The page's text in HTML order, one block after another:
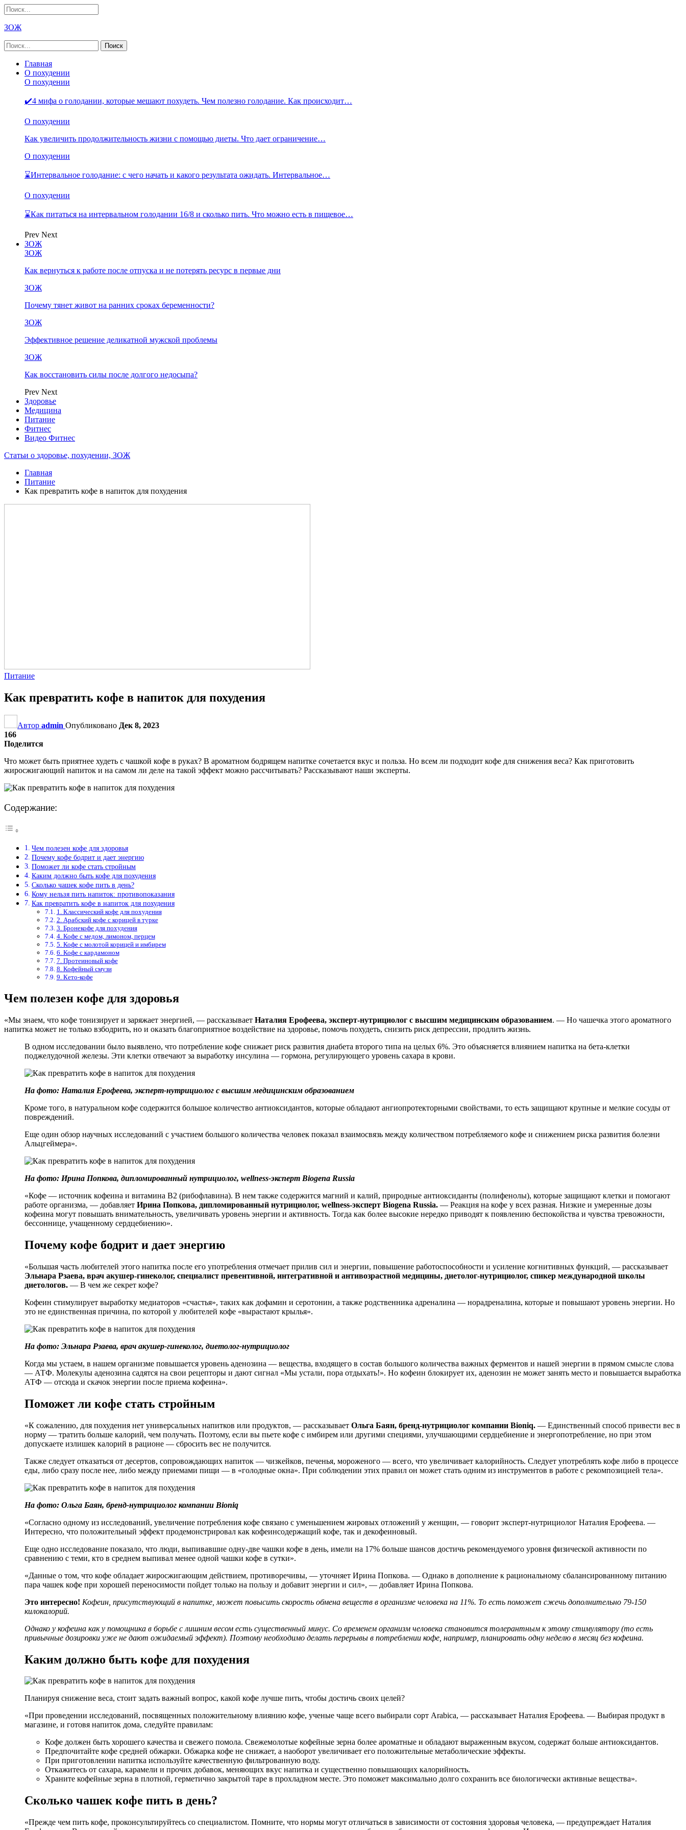
ЗОЖ
Главная
О похудении
О похудении
✔️4 мифа о голодании, которые мешают похудеть. Чем полезно голодание. Как происходит…
О похудении
Как увеличить продолжительность жизни с помощью диеты. Что дает ограничение…
О похудении
⌛Интервальное голодание: с чего начать и какого результата ожидать. Интервальное…
О похудении
⌛Как питаться на интервальном голодании 16/8 и сколько пить. Что можно есть в пищевое…
Prev Next
ЗОЖ
ЗОЖ
Как вернуться к работе после отпуска и не потерять ресурс в первые дни
ЗОЖ
Почему тянет живот на ранних сроках беременности?
ЗОЖ
Эффективное решение деликатной мужской проблемы
ЗОЖ
Как восстановить силы после долгого недосыпа?
Prev Next
Здоровье
Медицина
Питание
Фитнес
Видео Фитнес
Статьи о здоровье, похудении, ЗОЖ
Главная
Питание
Как превратить кофе в напиток для похудения
Питание
Как превратить кофе в напиток для похудения
Автор admin Опубликовано Дек 8, 2023
166
Поделится
Что может быть приятнее худеть с чашкой кофе в руках? В ароматном бодрящем напитке сочетается вкус и польза. Но всем ли подходит кофе для снижения веса? Как приготовить
жиросжигающий напиток и на самом ли деле на такой эффект можно рассчитывать? Рассказывают наши эксперты.
Содержание:
Чем полезен кофе для здоровья
Почему кофе бодрит и дает энергию
Поможет ли кофе стать стройным
Каким должно быть кофе для похудения
Сколько чашек кофе пить в день?
Кому нельзя пить напиток: противопоказания
Как превратить кофе в напиток для похудения
1. Классический кофе для похудения
2. Арабский кофе с корицей в турке
3. Бронекофе для похудения
4. Кофе с медом, лимоном, перцем
5. Кофе с молотой корицей и имбирем
6. Кофе с кардамоном
7. Протеиновый кофе
8. Кофейный смузи
9. Кето-кофе
Чем полезен кофе для здоровья
«Мы знаем, что кофе тонизирует и заряжает энергией, — рассказывает Наталия Ерофеева, эксперт-нутрициолог с высшим медицинским образованием. — Но чашечка этого ароматного
напитка может не только взбодрить, но и оказать благоприятное воздействие на здоровье, помочь похудеть, снизить риск депрессии, продлить жизнь.
В одном исследовании было выявлено, что потребление кофе снижает риск развития диабета второго типа на целых 6%. Это объясняется влиянием напитка на бета-клетки
поджелудочной железы. Эти клетки отвечают за выработку инсулина — гормона, регулирующего уровень сахара в крови.
На фото: Наталия Ерофеева, эксперт-нутрициолог с высшим медицинским образованием
Кроме того, в натуральном кофе содержится большое количество антиоксидантов, которые обладают ангиопротекторными свойствами, то есть защищают крупные и мелкие сосуды от
повреждений.
Еще один обзор научных исследований с участием большого количества человек показал взаимосвязь между количеством потребляемого кофе и снижением риска развития болезни
Альцгеймера».
На фото: Ирина Попкова, дипломированный нутрициолог, wellness-эксперт Biogena Russia
«Кофе — источник кофеина и витамина B2 (рибофлавина). В нем также содержится магний и калий, природные антиоксиданты (полифенолы), которые защищают клетки и помогают
работе организма, — добавляет Ирина Попкова, дипломированный нутрициолог, wellness-эксперт Biogena Russia. — Реакция на кофе у всех разная. Низкие и умеренные дозы
кофеина могут повышать внимательность, увеличивать уровень энергии и активность. Тогда как более высокие нередко приводят к появлению беспокойства и чувства тревожности,
бессоннице, учащенному сердцебиению».
Почему кофе бодрит и дает энергию
«Большая часть любителей этого напитка после его употребления отмечает прилив сил и энергии, повышение работоспособности и усиление когнитивных функций, — рассказывает
Эльнара Рзаева, врач акушер-гинеколог, специалист превентивной, интегративной и антивозрастной медицины, диетолог-нутрициолог, спикер международной школы
диетологов. — В чем же секрет кофе?
Кофеин стимулирует выработку медиаторов «счастья», таких как дофамин и серотонин, а также родственника адреналина — норадреналина, которые и повышают уровень энергии. Но
это не единственная причина, по которой у любителей кофе «вырастают крылья».
На фото: Эльнара Рзаева, врач акушер-гинеколог, диетолог-нутрициолог
Когда мы устаем, в нашем организме повышается уровень аденозина — вещества, входящего в состав большого количества важных ферментов и нашей энергии в прямом смысле слова
— АТФ. Молекулы аденозина садятся на свои рецепторы и дают сигнал «Мы устали, пора отдыхать!». Но кофеин блокирует их, аденозин не может занять место и повышается выработка
АТФ — отсюда и скачок энергии после приема кофеина».
Поможет ли кофе стать стройным
«К сожалению, для похудения нет универсальных напитков или продуктов, — рассказывает Ольга Баян, бренд-нутрициолог компании Bioniq. — Единственный способ привести вес в
норму — тратить больше калорий, чем получать. Поэтому, если вы пьете кофе с имбирем или другими специями, улучшающими сердцебиение и энергопотребление, но при этом
допускаете излишек калорий в рационе — сбросить вес не получится.
Также следует отказаться от десертов, сопровождающих напиток — чизкейков, печенья, мороженого — всего, что увеличивает калорийность. Следует употреблять кофе либо в процессе
еды, либо сразу после нее, либо между приемами пищи — в «голодные окна». При соблюдении этих правил он может стать одним из инструментов в работе с рекомпозицией тела».
На фото: Ольга Баян, бренд-нутрициолог компании Bioniq
«Согласно одному из исследований, увеличение потребления кофе связано с уменьшением жировых отложений у женщин, — говорит эксперт-нутрициолог Наталия Ерофеева. —
Интересно, что положительный эффект продемонстрировал как кофеинсодержащий кофе, так и декофеиновый.
Еще одно исследование показало, что люди, выпивавшие одну-две чашки кофе в день, имели на 17% больше шансов достичь рекомендуемого уровня физической активности по
сравнению с теми, кто в среднем выпивал менее одной чашки кофе в сутки».
«Данные о том, что кофе обладает жиросжигающим действием, противоречивы, — уточняет Ирина Попкова. — Однако в дополнение к рациональному сбалансированному питанию
пара чашек кофе при хорошей переносимости пойдет только на пользу и добавит энергии и сил», — добавляет Ирина Попкова.
Это интересно! Кофеин, присутствующий в напитке, может повысить скорость обмена веществ в организме человека на 11%. То есть поможет сжечь дополнительно 79-150
килокалорий.
Однако у кофеина как у помощника в борьбе с лишним весом есть существенный минус. Со временем организм человека становится толерантным к этому стимулятору (то есть
привычные дозировки уже не дают ожидаемый эффект). Поэтому необходимо делать перерывы в потреблении кофе, например, планировать одну неделю в месяц без кофеина.
Каким должно быть кофе для похудения
Планируя снижение веса, стоит задать важный вопрос, какой кофе лучше пить, чтобы достичь своих целей?
«При проведении исследований, посвященных положительному влиянию кофе, ученые чаще всего выбирали сорт Arabica, — рассказывает Наталия Ерофеева. — Выбирая продукт в
магазине, и готовя напиток дома, следуйте правилам:
Кофе должен быть хорошего качества и свежего помола. Свежемолотые кофейные зерна более ароматные и обладают выраженным вкусом, содержат больше антиоксидантов.
Предпочитайте кофе средней обжарки. Обжарка кофе не снижает, а наоборот увеличивает его положительные метаболические эффекты.
При приготовлении напитка используйте качественную фильтрованную воду.
Откажитесь от сахара, карамели и прочих добавок, меняющих вкус напитка и существенно повышающих калорийность.
Храните кофейные зерна в плотной, герметично закрытой таре в прохладном месте. Это поможет максимально долго сохранить все биологически активные вещества».
Сколько чашек кофе пить в день?
«Прежде чем пить кофе, проконсультируйтесь со специалистом. Помните, что нормы могут отличаться в зависимости от состояния здоровья человека, — предупреждает Наталия